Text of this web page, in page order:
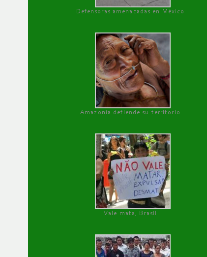
Defensoras amenazadas en México
Amazonía defiende su territorio
Vale mata, Brasil